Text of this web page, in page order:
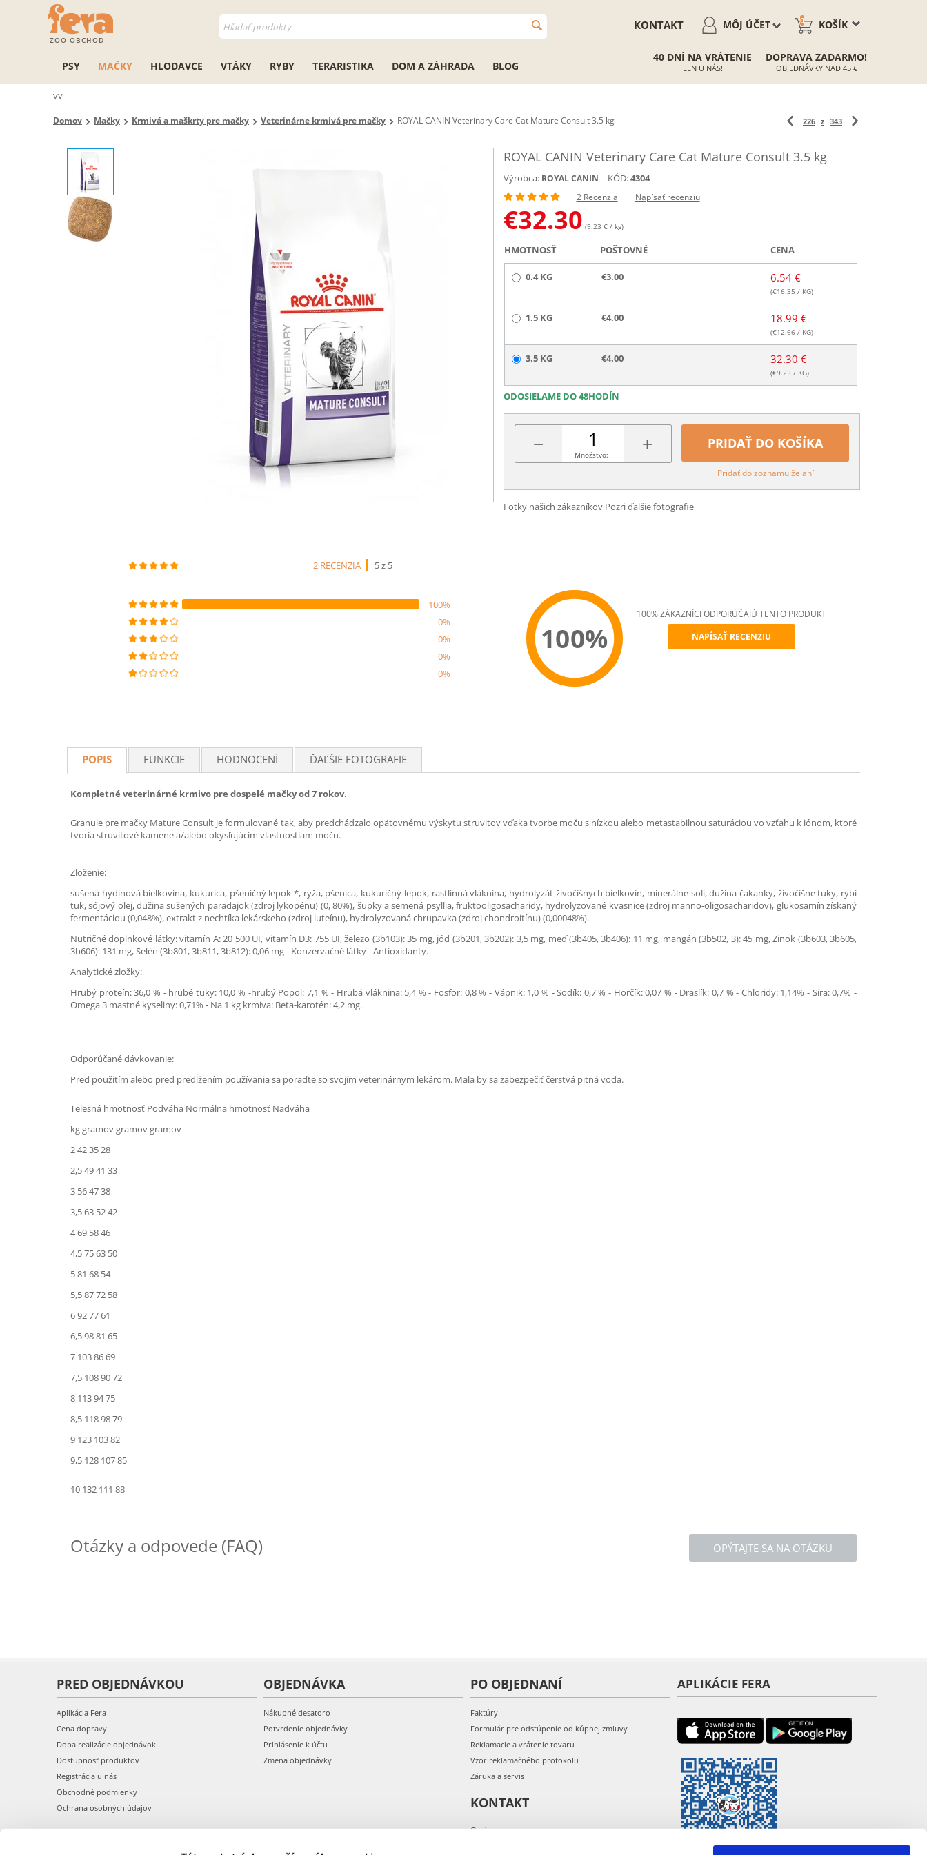
ZOO OBCHOD
KOŠÍK
0
MÔJ ÚČET
KONTAKT
PSY MAČKY HLODAVCE VTÁKY RYBY TERARISTIKA DOM A ZÁHRADA BLOG
40 DNÍ NA VRÁTENIE
LEN U NÁS!
DOPRAVA ZADARMO!
OBJEDNÁVKY NAD 45 €
vv
Domov Mačky Krmivá a maškrty pre mačky Veterinárne krmivá pre mačky ROYAL CANIN Veterinary Care Cat Mature Consult 3.5 kg 226 z 343
ROYAL CANIN Veterinary Care Cat Mature Consult 3.5 kg
Výrobca: ROYAL CANIN KÓD:4304
2 Recenzia Napísať recenziu
€32.30 (9.23 € / kg)
HMOTNOSŤ POŠTOVNÉ CENA
0.4 KG €3.00 6.54 €
(€16.35 / KG)
1.5 KG €4.00 18.99 €
(€12.66/ KG)
3.5 KG €4.00 32.30 €
(€9.23 / KG)
ODOSIELAME DO 48HODÍN
− +
Množstvo:
PRIDAŤ DO KOŠÍKA
Pridať do zoznamu želaní
Fotky našich zákazníkov Pozri ďalšie fotografie
2 RECENZIA 5 z 5
100%
0%
0%
0%
0%
100%
100% ZÁKAZNÍCI ODPORÚČAJÚ TENTO PRODUKT
NAPÍSAŤ RECENZIU
POPIS FUNKCIE HODNOCENÍ ĎAĽŠIE FOTOGRAFIE
Kompletné veterinárné krmivo pre dospelé mačky od 7 rokov.
Granule pre mačky Mature Consult je formulované tak, aby predchádzalo opätovnému výskytu struvitov vďaka tvorbe moču s nízkou alebo metastabilnou saturáciou vo vzťahu k iónom, ktoré
tvoria struvitové kamene a/alebo okysľujúcim vlastnostiam moču.
Zloženie:
sušená hydinová bielkovina, kukurica, pšeničný lepok *, ryža, pšenica, kukuričný lepok, rastlinná vláknina, hydrolyzát živočíšnych bielkovín, minerálne soli, dužina čakanky, živočíšne tuky, rybí
tuk, sójový olej, dužina sušených paradajok (zdroj lykopénu) (0, 80%), šupky a semená psyllia, fruktooligosacharidy, hydrolyzované kvasnice (zdroj manno-oligosacharidov), glukosamín získaný
fermentáciou (0,048%), extrakt z nechtíka lekárskeho (zdroj luteínu), hydrolyzovaná chrupavka (zdroj chondroitínu) (0,00048%).
Nutričné doplnkové látky: vitamín A: 20 500 UI, vitamín D3: 755 UI, železo (3b103): 35 mg, jód (3b201, 3b202): 3,5 mg, meď (3b405, 3b406): 11 mg, mangán (3b502, 3): 45 mg, Zinok (3b603, 3b605,
3b606): 131 mg, Selén (3b801, 3b811, 3b812): 0,06 mg - Konzervačné látky - Antioxidanty.
Analytické zložky:
Hrubý proteín: 36,0 % - hrubé tuky: 10,0 % -hrubý Popol: 7,1 % - Hrubá vláknina: 5,4 % - Fosfor: 0,8 % - Vápnik: 1,0 % - Sodík: 0,7 % - Horčík: 0,07 % - Draslík: 0,7 % - Chloridy: 1,14% - Síra: 0,7% -
Omega 3 mastné kyseliny: 0,71% - Na 1 kg krmiva: Beta-karotén: 4,2 mg.
Odporúčané dávkovanie:
Pred použitím alebo pred predĺžením používania sa poraďte so svojím veterinárnym lekárom. Mala by sa zabezpečiť čerstvá pitná voda.
Telesná hmotnosť Podváha Normálna hmotnosť Nadváha
kg gramov gramov gramov
2 42 35 28
2,5 49 41 33
3 56 47 38
3,5 63 52 42
4 69 58 46
4,5 75 63 50
5 81 68 54
5,5 87 72 58
6 92 77 61
6,5 98 81 65
7 103 86 69
7,5 108 90 72
8 113 94 75
8,5 118 98 79
9 123 103 82
9,5 128 107 85
10 132 111 88
OPÝTAJTE SA NA OTÁZKU
Otázky a odpovede (FAQ)
PRED OBJEDNÁVKOU
Aplikácia Fera
Cena dopravy
Doba realizácie objednávok
Dostupnosť produktov
Registrácia u nás
Obchodné podmienky
Ochrana osobných údajov
OBJEDNÁVKA
Nákupné desatoro
Potvrdenie objednávky
Prihlásenie k účtu
Zmena objednávky
PO OBJEDNANÍ
Faktúry
Formulár pre odstúpenie od kúpnej zmluvy
Reklamacie a vrátenie tovaru
Vzor reklamačného protokolu
Záruka a servis
KONTAKT
O nás
APLIKÁCIE FERA